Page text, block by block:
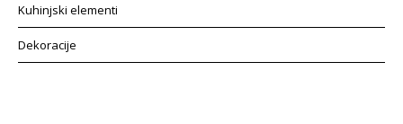
Kuhinjski elementi
Dekoracije